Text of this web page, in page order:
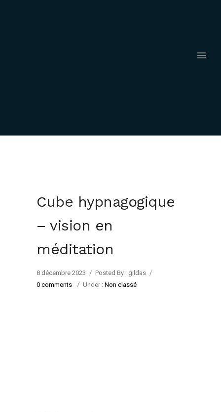
Cube hypnagogique
– vision en
méditation
8 décembre 2023 / Posted By : gildas /
0 comments
/ Under : Non classé